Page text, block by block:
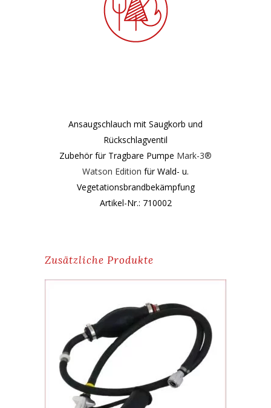
Ansaugschlauch mit Saugkorb und
Rückschlagventil
Zubehör für Tragbare Pumpe Mark-3®
Watson Edition für Wald- u.
Vegetationsbrandbekämpfung
Artikel-Nr.: 710002
Zusätzliche Produkte